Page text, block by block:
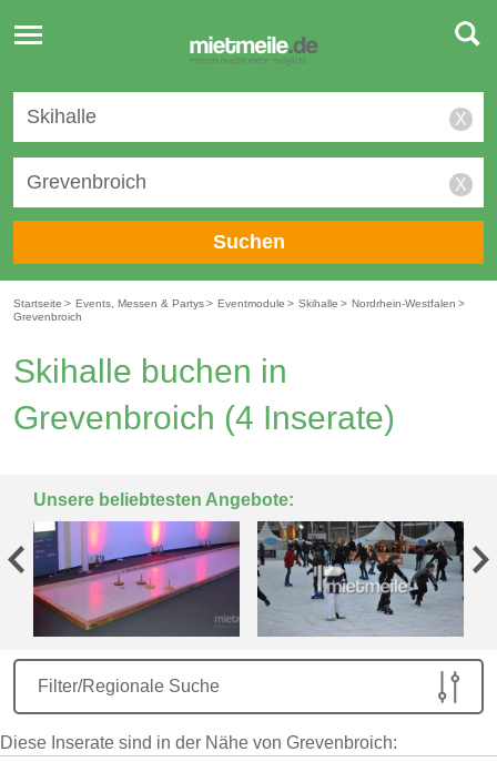
Toggle
navigation
X
X
Suchen
Startseite > Events, Messen & Partys> Eventmodule > Skihalle > Nordrhein-Westfalen >
Grevenbroich
Skihalle buchen in
Grevenbroich (4 Inserate)
Unsere beliebtesten Angebote:
Filter/Regionale Suche
Diese Inserate sind in der Nähe von Grevenbroich: